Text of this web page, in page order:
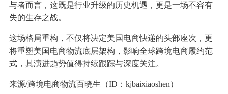
与者而言，这既是行业升级的历史机遇，更是一场不容有
失的生存之战。
这场格局重构，不仅将决定美国电商快递的头部座次，更
将重塑美国电商物流底层架构，影响全球跨境电商履约范
式，其演进趋势值得持续跟踪与深度关注。
来源/跨境电商物流百晓生（ID：kjbaixiaoshen）